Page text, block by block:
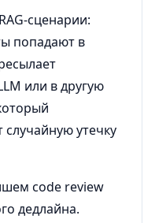
сценарии:
попадают в
или в другую
случайную утечку
code review
дедлайна.